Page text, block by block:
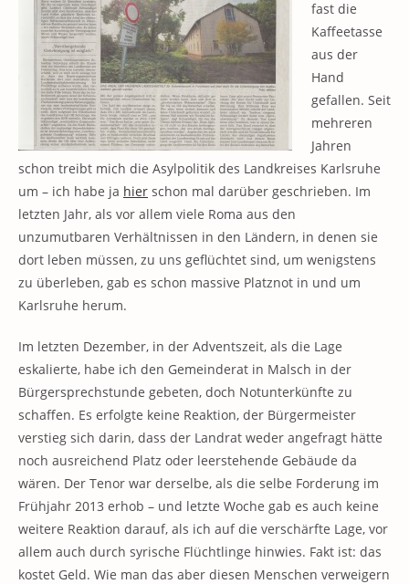
fast die
Kaffeetasse
aus der
Hand
gefallen. Seit
mehreren
Jahren
schon treibt mich die Asylpolitik des Landkreises Karlsruhe
um – ich habe ja hier schon mal darüber geschrieben. Im
letzten Jahr, als vor allem viele Roma aus den
unzumutbaren Verhältnissen in den Ländern, in denen sie
dort leben müssen, zu uns geflüchtet sind, um wenigstens
zu überleben, gab es schon massive Platznot in und um
Karlsruhe herum.
Im letzten Dezember, in der Adventszeit, als die Lage
eskalierte, habe ich den Gemeinderat in Malsch in der
Bürgersprechstunde gebeten, doch Notunterkünfte zu
schaffen. Es erfolgte keine Reaktion, der Bürgermeister
verstieg sich darin, dass der Landrat weder angefragt hätte
noch ausreichend Platz oder leerstehende Gebäude da
wären. Der Tenor war derselbe, als die selbe Forderung im
Frühjahr 2013 erhob – und letzte Woche gab es auch keine
weitere Reaktion darauf, als ich auf die verschärfte Lage, vor
allem auch durch syrische Flüchtlinge hinwies. Fakt ist: das
kostet Geld. Wie man das aber diesen Menschen verweigern